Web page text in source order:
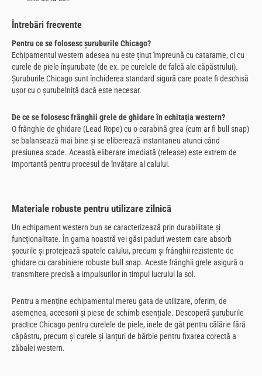
Întrebări frecvente
Pentru ce se folosesc șuruburile Chicago?
Echipamentul western adesea nu este ținut împreună cu catarame, ci cu
curele de piele înșurubate (de ex. pe curelele de falcă ale căpăstrului).
Șuruburile Chicago sunt închiderea standard sigură care poate fi deschisă
ușor cu o șurubelniță dacă este necesar.
De ce se folosesc frânghii grele de ghidare în echitația western?
O frânghie de ghidare (Lead Rope) cu o carabină grea (cum ar fi bull snap)
se balansează mai bine și se eliberează instantaneu atunci când
presiunea scade. Această eliberare imediată (release) este extrem de
importantă pentru procesul de învățare al calului.
Materiale robuste pentru utilizare zilnică
Un echipament western bun se caracterizează prin durabilitate și
funcționalitate. În gama noastră vei găsi paduri western care absorb
șocurile și protejează spatele calului, precum și frânghii rezistente de
ghidare cu carabiniere robuste bull snap. Aceste frânghii grele asigură o
transmitere precisă a impulsurilor în timpul lucrului la sol.
Pentru a menține echipamentul mereu gata de utilizare, oferim, de
asemenea, accesorii și piese de schimb esențiale. Descoperă șuruburile
practice Chicago pentru curelele de piele, inele de gât pentru călărie fără
căpăstru, precum și curele și lanțuri de bărbie pentru fixarea corectă a
zăbalei western.